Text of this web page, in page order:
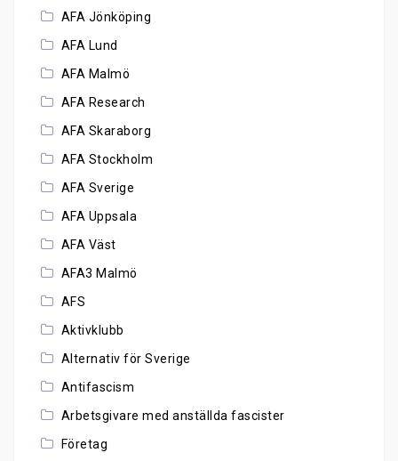
AFA Jönköping
AFA Lund
AFA Malmö
AFA Research
AFA Skaraborg
AFA Stockholm
AFA Sverige
AFA Uppsala
AFA Väst
AFA3 Malmö
AFS
Aktivklubb
Alternativ för Sverige
Antifascism
Arbetsgivare med anställda fascister
Företag